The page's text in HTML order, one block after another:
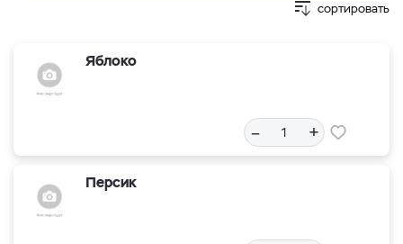
сортировать
Яблоко
– +
Персик